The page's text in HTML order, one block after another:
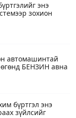
энэ
зохион
автомашинтай
БЕНЗИН авна
бүртгэл энэ
зүйлсийг